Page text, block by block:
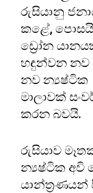
රුසියානු
කළේ,
ඩ්‍රෝන
හඳුන්වන නව
නව න්‍යෂ්ටික
මාලාවක්
කරන බවයි.
රුසියාව
න්‍යෂ්ටික අවි
යාන්ත්‍රණයන්